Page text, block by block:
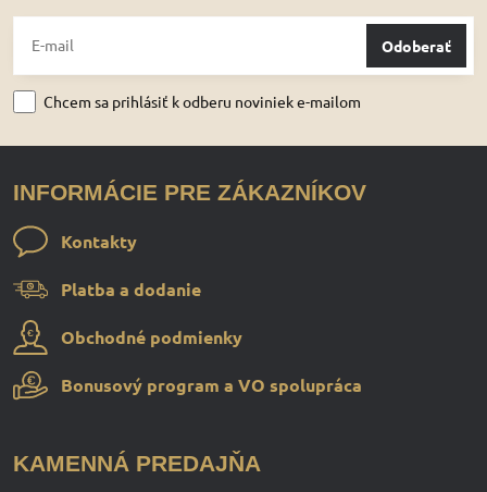
Odoberať
Chcem sa prihlásiť k odberu noviniek e-mailom
INFORMÁCIE PRE ZÁKAZNÍKOV
Kontakty
Platba a dodanie
Obchodné podmienky
Bonusový program a VO spolupráca
KAMENNÁ PREDAJŇA